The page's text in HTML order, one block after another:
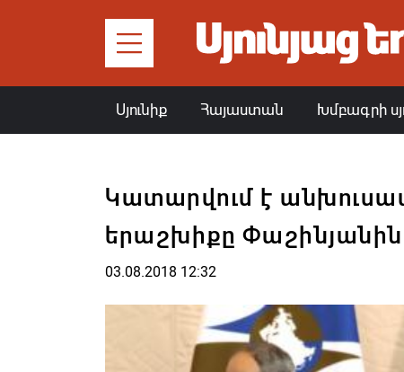
Սյունիք Հայաստան Խմբագրի
Կատարվում է
երաշխիքը Փաշինյանին
03.08.2018 12:32